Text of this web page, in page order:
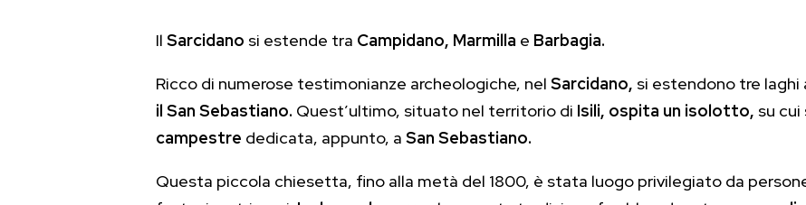
Il Sarcidano si estende tra Campidano, Marmilla e Barbagia.
Ricco di numerose testimonianze archeologiche, nel Sarcidano, si estendono tre laghi
il San Sebastiano. Quest’ultimo, situato nel territorio di Isili, ospita un isolotto, su cui
campestre dedicata, appunto, a San Sebastiano.
Questa piccola chiesetta, fino alla metà del 1800, è stata luogo privilegiato da